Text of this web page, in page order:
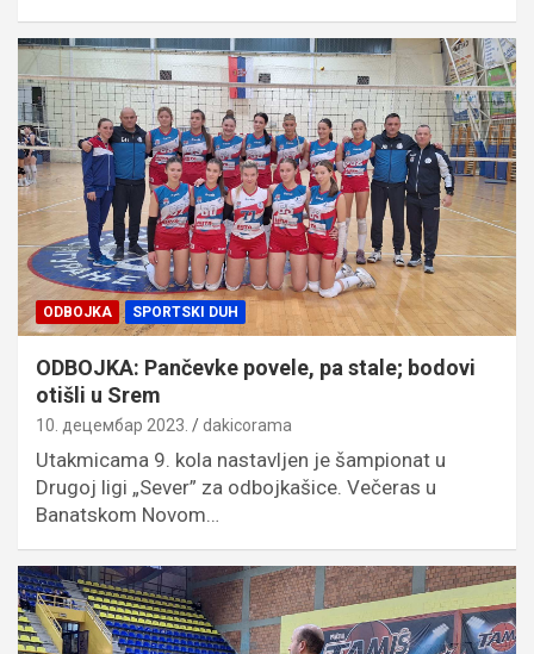
ODBOJKA SPORTSKI DUH
ODBOJKA: Pančevke povele, pa stale; bodovi
otišli u Srem
10. децембар 2023. dakicorama
Utakmicama 9. kola nastavljen je šampionat u
Drugoj ligi „Sever” za odbojkašice. Večeras u
Banatskom Novom…